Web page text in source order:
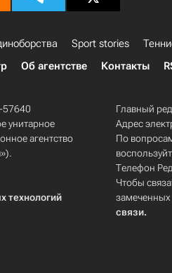
Sport stories
Об агентстве Контакты
57640
унитарное
агентство
технологий
Главный
Адрес
По
Телефон
Чтобы
связи.